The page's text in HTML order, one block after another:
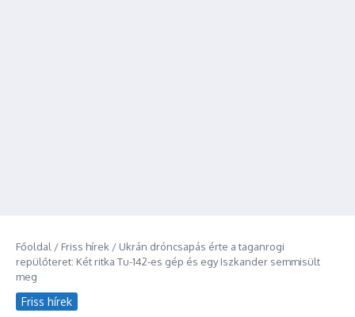
Főoldal / Friss hírek / Ukrán dróncsapás érte a taganrogi
repülőteret: Két ritka Tu-142-es gép és egy Iszkander semmisült
meg
Friss hírek